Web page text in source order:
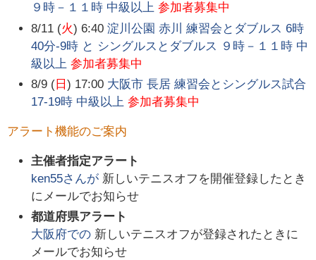
９時－１１時 中級以上 参加者募集中
8/11 (火) 6:40 淀川公園 赤川 練習会とダブルス 6時
40分-9時 と シングルスとダブルス ９時－１１時 中
級以上 参加者募集中
8/9 ( 日) 17:00 大阪市 長居 練習会とシングルス試合
17-19時 中級以上 参加者募集中
アラート機能のご案内
主催者指定アラート
ken55さんが 新しいテニスオフを開催登録したとき
にメールでお知らせ
都道府県アラート
大阪府での 新しいテニスオフが登録されたときに
メールでお知らせ